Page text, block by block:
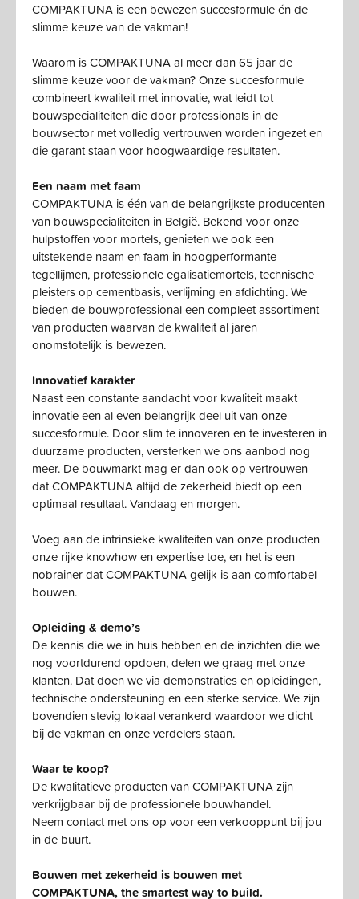
COMPAKTUNA is een bewezen succesformule én de
slimme keuze van de vakman!
Waarom is COMPAKTUNA al meer dan 65 jaar de
slimme keuze voor de vakman? Onze succesformule
combineert kwaliteit met innovatie, wat leidt tot
bouwspecialiteiten die door professionals in de
bouwsector met volledig vertrouwen worden ingezet en
die garant staan voor hoogwaardige resultaten.
Een naam met faam
COMPAKTUNA is één van de belangrijkste producenten
van bouwspecialiteiten in België. Bekend voor onze
hulpstoffen voor mortels, genieten we ook een
uitstekende naam en faam in hoogperformante
tegellijmen, professionele egalisatiemortels, technische
pleisters op cementbasis, verlijming en afdichting. We
bieden de bouwprofessional een compleet assortiment
van producten waarvan de kwaliteit al jaren
onomstotelijk is bewezen.
Innovatief karakter
Naast een constante aandacht voor kwaliteit maakt
innovatie een al even belangrijk deel uit van onze
succesformule. Door slim te innoveren en te investeren in
duurzame producten, versterken we ons aanbod nog
meer. De bouwmarkt mag er dan ook op vertrouwen
dat COMPAKTUNA altijd de zekerheid biedt op een
optimaal resultaat. Vandaag en morgen.
Voeg aan de intrinsieke kwaliteiten van onze producten
onze rijke knowhow en expertise toe, en het is een
nobrainer dat COMPAKTUNA gelijk is aan comfortabel
bouwen.
Opleiding & demo’s
De kennis die we in huis hebben en de inzichten die we
nog voortdurend opdoen, delen we graag met onze
klanten. Dat doen we via demonstraties en opleidingen,
technische ondersteuning en een sterke service. We zijn
bovendien stevig lokaal verankerd waardoor we dicht
bij de vakman en onze verdelers staan.
Waar te koop?
De kwalitatieve producten van COMPAKTUNA zijn
verkrijgbaar bij de professionele bouwhandel.
Neem contact met ons op voor een verkooppunt bij jou
in de buurt.
Bouwen met zekerheid is bouwen met
COMPAKTUNA, the smartest way to build.